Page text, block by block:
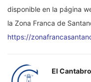
disponible en la página
la Zona Franca de
https://
El Cantabro